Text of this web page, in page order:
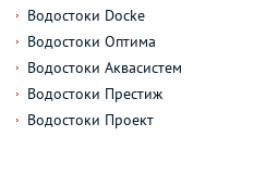
Водостоки Docke
Водостоки Оптима
Водостоки Аквасистем
Водостоки Престиж
Водостоки Проект